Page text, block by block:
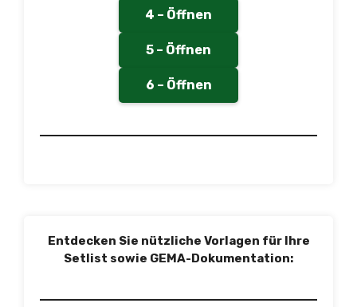
4 – Öffnen
5 – Öffnen
6 – Öffnen
Entdecken Sie nützliche Vorlagen für Ihre
Setlist sowie GEMA-Dokumentation: